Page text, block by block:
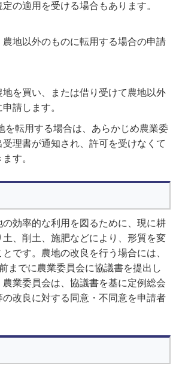
の適用を受ける場合もあります。
地以外のものに転用する場合の申請
を買い、または借り受けて農地以外
請します。
転用する場合は、あらかじめ農業委
理書が通知され、許可を受けなくて
す。
効率的な利用を図るために、現に耕
、削土、施肥などにより、形質を変
です。農地の改良を行う場合には、
までに農業委員会に協議書を提出し
業委員会は、協議書を基に定例総会
改良に対する同意・不同意を申請者